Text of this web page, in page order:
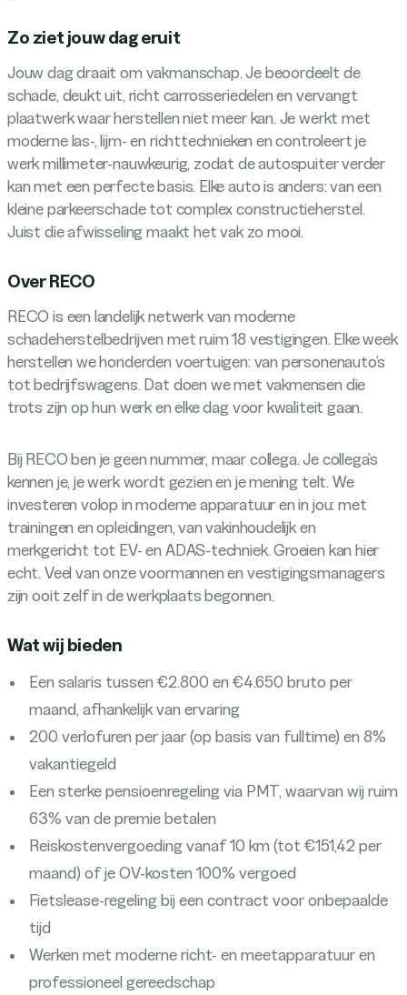
Zo ziet jouw dag eruit
Jouw dag draait om vakmanschap. Je beoordeelt de
schade, deukt uit, richt carrosseriedelen en vervangt
plaatwerk waar herstellen niet meer kan. Je werkt met
moderne las-, lijm- en richttechnieken en controleert je
werk millimeter-nauwkeurig, zodat de autospuiter verder
kan met een perfecte basis. Elke auto is anders: van een
kleine parkeerschade tot complex constructieherstel.
Juist die afwisseling maakt het vak zo mooi.
Over RECO
RECO is een landelijk netwerk van moderne
schadeherstelbedrijven met ruim 18 vestigingen. Elke week
herstellen we honderden voertuigen: van personenauto’s
tot bedrijfswagens. Dat doen we met vakmensen die
trots zijn op hun werk en elke dag voor kwaliteit gaan.
Bij RECO ben je geen nummer, maar collega. Je collega’s
kennen je, je werk wordt gezien en je mening telt. We
investeren volop in moderne apparatuur en in jou: met
trainingen en opleidingen, van vakinhoudelijk en
merkgericht tot EV- en ADAS-techniek. Groeien kan hier
echt. Veel van onze voormannen en vestigingsmanagers
zijn ooit zelf in de werkplaats begonnen.
Wat wij bieden
Een salaris tussen €2.800 en €4.650 bruto per
maand, afhankelijk van ervaring
200 verlofuren per jaar (op basis van fulltime) en 8%
vakantiegeld
Een sterke pensioenregeling via PMT, waarvan wij ruim
63% van de premie betalen
Reiskostenvergoeding vanaf 10 km (tot €151,42 per
maand) of je OV-kosten 100% vergoed
Fietslease-regeling bij een contract voor onbepaalde
tijd
Werken met moderne richt- en meetapparatuur en
professioneel gereedschap